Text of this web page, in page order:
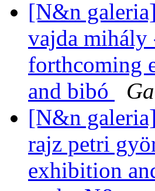
[N&n
vajda
forthcoming
and bibó
[N&n
rajz petri
exhibition